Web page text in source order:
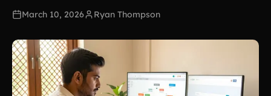
March 10, 2026 Ryan Thompson